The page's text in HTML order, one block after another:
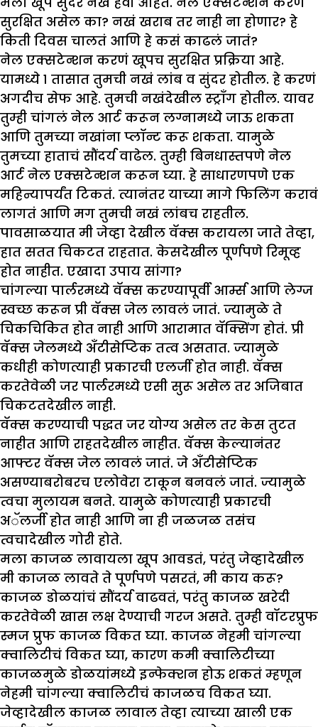
सुरक्षित असेल का? नखं खराब तर नाही ना होणार? हे
किती दिवस चालतं आणि हे कसं काढलं जातं?
नेल एक्सटेन्शन करणं खूपच सुरक्षित प्रक्रिया आहे.
यामध्ये १ तासात तुमची नखं लांब व सुंदर होतील. हे करणं
अगदीच सेफ आहे. तुमची नखंदेखील स्ट्राँग होतील. यावर
तुम्ही चांगलं नेल आर्ट करून लग्नामध्ये जाऊ शकता
आणि तुमच्या नखांना प्लॉन्ट करू शकता. यामुळे
तुमच्या हाताचं सौंदर्य वाढेल. तुम्ही बिनधास्तपणे नेल
आर्ट नेल एक्सटेन्शन करून घ्या. हे साधारणपणे एक
महिन्यापर्यंत टिकतं. त्यानंतर याच्या मागे फिलिंग करावं
लागतं आणि मग तुमची नखं लांबच राहतील.
पावसाळयात मी जेव्हा देखील वॅक्स करायला जाते तेव्हा,
हात सतत चिकटत राहतात. केसदेखील पूर्णपणे रिमूव्ह
होत नाहीत. एखादा उपाय सांगा?
चांगल्या पार्लरमध्ये वॅक्स करण्यापूर्वी आर्म्स आणि लेग्ज
स्वच्छ करून प्री वॅक्स जेल लावलं जातं. ज्यामुळे ते
चिकचिकित होत नाही आणि आरामात वॅक्सिंग होतं. प्री
वॅक्स जेलमध्ये अँटीसेप्टिक तत्व असतात. ज्यामुळे
कधीही कोणत्याही प्रकारची एलर्जी होत नाही. वॅक्स
करतेवेळी जर पार्लरमध्ये एसी सुरू असेल तर अजिबात
चिकटतदेखील नाही.
वॅक्स करण्याची पद्धत जर योग्य असेल तर केस तुटत
नाहीत आणि राहतदेखील नाहीत. वॅक्स केल्यानंतर
आफ्टर वॅक्स जेल लावलं जातं. जे अँटीसेप्टिक
असण्याबरोबरच एलोवेरा टाकून बनवलं जातं. ज्यामुळे
त्वचा मुलायम बनते. यामुळे कोणत्याही प्रकारची
अॅलर्जी होत नाही आणि ना ही जळजळ तसंच
त्वचादेखील गोरी होते.
मला काजळ लावायला खूप आवडतं, परंतु जेव्हादेखील
मी काजळ लावते ते पूर्णपणे पसरतं, मी काय करू?
काजळ डोळयांचं सौंदर्य वाढवतं, परंतु काजळ खरेदी
करतेवेळी खास लक्ष देण्याची गरज असते. तुम्ही वॉटरप्रुफ
स्मज प्रुफ काजळ विकत घ्या. काजळ नेहमी चांगल्या
क्वालिटीचं विकत घ्या, कारण कमी क्वालिटीच्या
काजळमुळे डोळयांमध्ये इन्फेक्शन होऊ शकतं म्हणून
नेहमी चांगल्या क्वालिटीचं काजळच विकत घ्या.
जेव्हादेखील काजळ लावाल तेव्हा त्याच्या खाली एक